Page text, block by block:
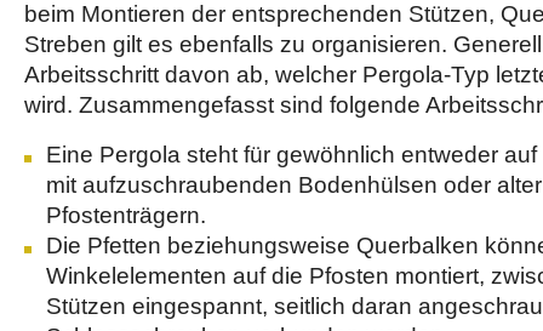
beim Montieren der entsprechenden Stützen,
Streben gilt es ebenfalls zu organisieren.
Arbeitsschritt davon ab, welcher Pergola-Typ
wird. Zusammengefasst sind folgende
Eine Pergola steht für gewöhnlich entweder
mit aufzuschraubenden Bodenhülsen oder
Pfostenträgern.
Die Pfetten beziehungsweise Querbalken
Winkelelementen auf die Pfosten montiert,
Stützen eingespannt, seitlich daran